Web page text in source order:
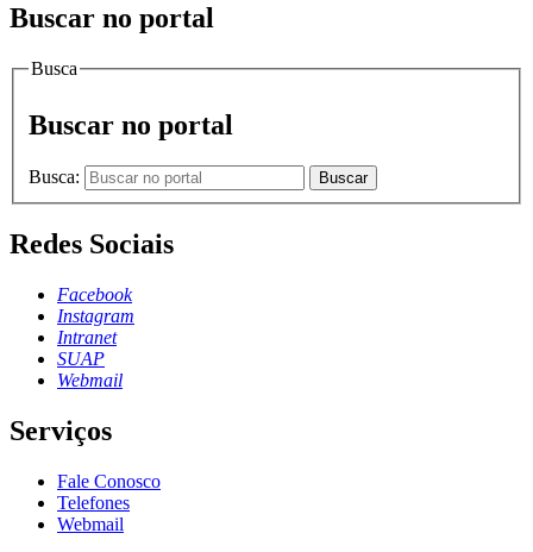
Buscar no portal
Busca
Buscar no portal
Busca: Buscar
Redes Sociais
Facebook
Instagram
Intranet
SUAP
Webmail
Serviços
Fale Conosco
Telefones
Webmail